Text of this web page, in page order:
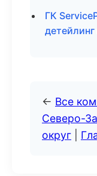
ГК
← Все
Северо-
округ